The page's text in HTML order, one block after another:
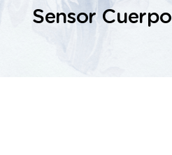
Sensor